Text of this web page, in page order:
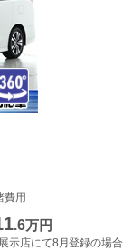
費用
.6万円
示店にて8月登録の場合